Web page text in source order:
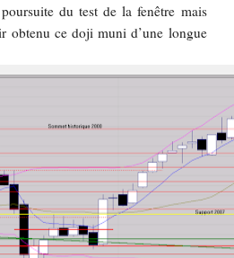
du test de la fenêtre mais
obtenu ce doji muni d’une longue